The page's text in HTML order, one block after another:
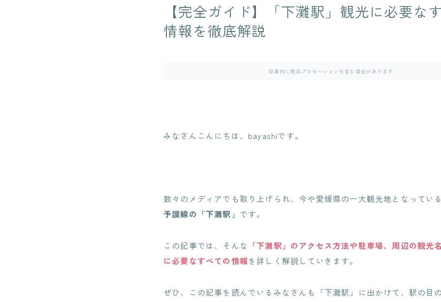
【完全ガイド】「下灘駅」観光に必要な
情報を徹底解説
記事内に商品プロモーションを含む場合があります
みなさんこんにちは、bayashiです。
数々のメディアでも取り上げられ、今や愛媛県の一大観光地となってい
予讃線の「下灘駅」 です。
この記事では、そんな 「下灘駅」のアクセス方法や駐車場、周辺の観光
に必要なすべての情報を詳しく解説していきます。
ぜひ、この記事を読んでいるみなさんも「下灘駅」に出かけて、駅の目